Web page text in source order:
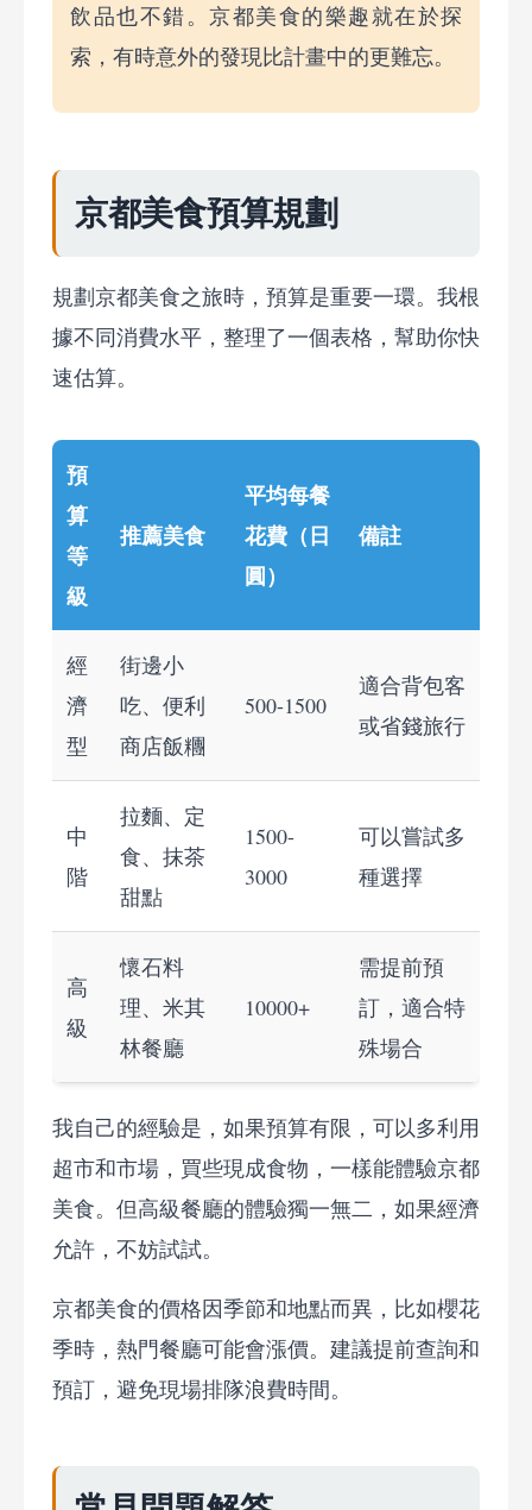
飲品也不錯。京都美食的樂趣就在於探
索，有時意外的發現比計畫中的更難忘。
京都美食預算規劃
規劃京都美食之旅時，預算是重要一環。我根
據不同消費水平，整理了一個表格，幫助你快
速估算。
預
算
等
級
推薦美食
平均每餐
花費（日
圓）
備註
經
濟
型
街邊小
吃、便利
商店飯糰
500-1500
適合背包客
或省錢旅行
中
階
拉麵、定
食、抹茶
甜點
1500-
3000
可以嘗試多
種選擇
高
級
懷石料
理、米其
林餐廳
10000+
需提前預
訂，適合特
殊場合
我自己的經驗是，如果預算有限，可以多利用
超市和市場，買些現成食物，一樣能體驗京都
美食。但高級餐廳的體驗獨一無二，如果經濟
允許，不妨試試。
京都美食的價格因季節和地點而異，比如櫻花
季時，熱門餐廳可能會漲價。建議提前查詢和
預訂，避免現場排隊浪費時間。